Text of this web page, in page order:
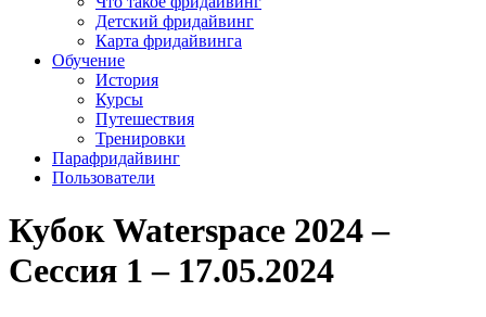
Детский фридайвинг
Карта фридайвинга
Обучение
История
Курсы
Путешествия
Тренировки
Парафридайвинг
Пользователи
Кубок Waterspace 2024 –
Сессия 1 – 17.05.2024